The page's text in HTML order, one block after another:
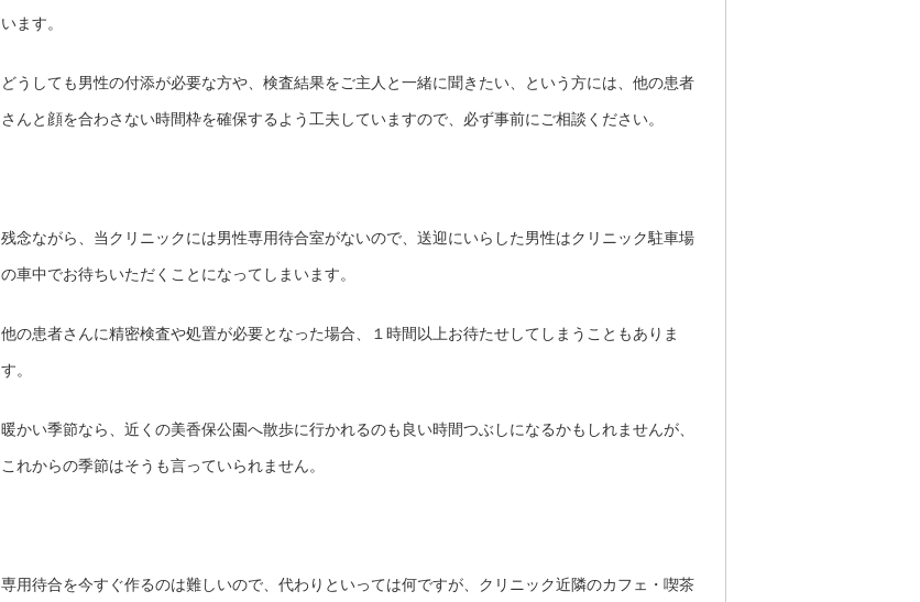
います。
どうしても男性の付添が必要な方や、検査結果をご主人と一緒に聞きたい、という方には、他の患者
さんと顔を合わさない時間枠を確保するよう工夫していますので、必ず事前にご相談ください。
残念ながら、当クリニックには男性専用待合室がないので、送迎にいらした男性はクリニック駐車場
の車中でお待ちいただくことになってしまいます。
他の患者さんに精密検査や処置が必要となった場合、１時間以上お待たせしてしまうこともありま
す。
暖かい季節なら、近くの美香保公園へ散歩に行かれるのも良い時間つぶしになるかもしれませんが、
これからの季節はそうも言っていられません。
専用待合を今すぐ作るのは難しいので、代わりといっては何ですが、クリニック近隣のカフェ・喫茶